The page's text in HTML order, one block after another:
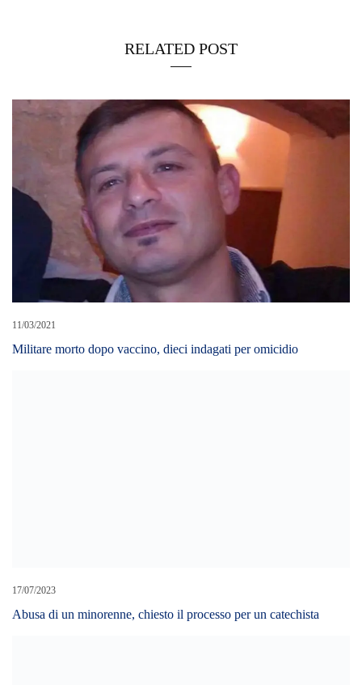
RELATED POST
11/03/2021
Militare morto dopo vaccino, dieci indagati per omicidio
17/07/2023
Abusa di un minorenne, chiesto il processo per un catechista